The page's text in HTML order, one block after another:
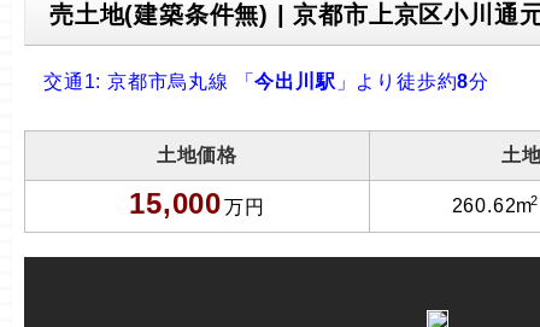
売土地(建築条件無) | 京都市上京区小川通
交通1: 京都市烏丸線 「今出川駅 」より徒歩約8分
土地価格 土
15,000万円 260.62m2